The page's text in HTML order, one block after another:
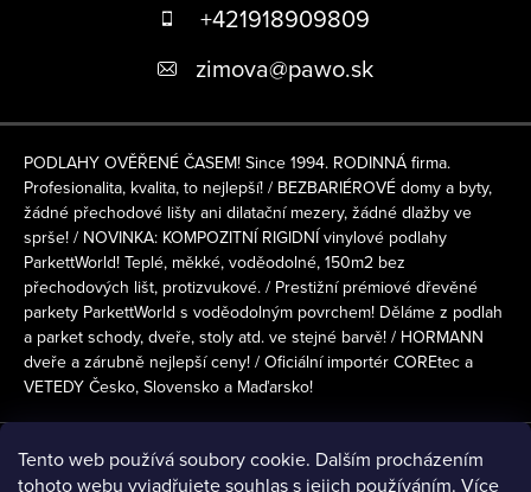
Tento web používá soubory cookie. Dalším procházením
tohoto webu vyjadřujete souhlas s jejich používáním. Více
t
+421918909809
zimova@pawo.sk
PODLAHY OVĚŘENÉ ČASEM! Since 1994. RODINNÁ firma.
Profesionalita, kvalita, to nejlepší! / BEZBARIÉROVÉ domy a byty,
žádné přechodové lišty ani dilatační mezery, žádné dlažby ve
sprše! / NOVINKA: KOMPOZITNÍ RIGIDNÍ vinylové podlahy
ParkettWorld! Teplé, měkké, voděodolné, 150m2 bez
přechodových lišt, protizvukové. / Prestižní prémiové dřevěné
parkety ParkettWorld s voděodolným povrchem! Děláme z podlah
a parket schody, dveře, stoly atd. ve stejné barvě! / HORMANN
dveře a zárubně nejlepší ceny! / Oficiální importér COREtec a
VETEDY Česko, Slovensko a Maďarsko!
Přijímáme online platby